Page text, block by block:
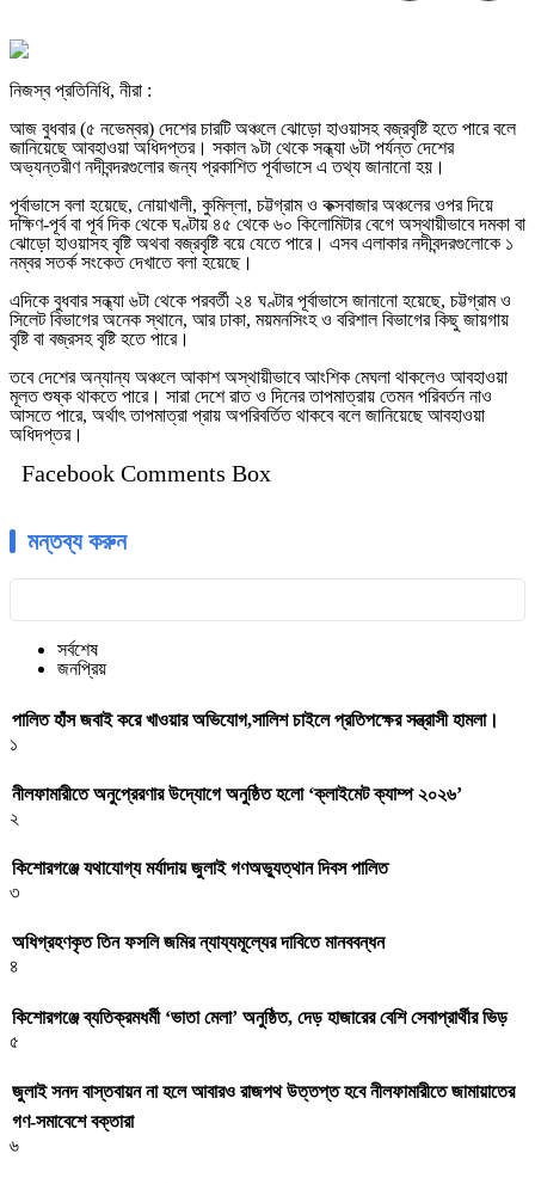
নিজস্ব প্রতিনিধি, নীরা :
আজ বুধবার (৫ নভেম্বর) দেশের চারটি অঞ্চলে ঝোড়ো হাওয়াসহ বজ্রবৃষ্টি হতে পারে বলে
জানিয়েছে আবহাওয়া অধিদপ্তর। সকাল ৯টা থেকে সন্ধ্যা ৬টা পর্যন্ত দেশের
অভ্যন্তরীণ নদীবন্দরগুলোর জন্য প্রকাশিত পূর্বাভাসে এ তথ্য জানানো হয়।
পূর্বাভাসে বলা হয়েছে, নোয়াখালী, কুমিল্লা, চট্টগ্রাম ও কক্সবাজার অঞ্চলের ওপর দিয়ে
দক্ষিণ-পূর্ব বা পূর্ব দিক থেকে ঘণ্টায় ৪৫ থেকে ৬০ কিলোমিটার বেগে অস্থায়ীভাবে দমকা বা
ঝোড়ো হাওয়াসহ বৃষ্টি অথবা বজ্রবৃষ্টি বয়ে যেতে পারে। এসব এলাকার নদীবন্দরগুলোকে ১
নম্বর সতর্ক সংকেত দেখাতে বলা হয়েছে।
এদিকে বুধবার সন্ধ্যা ৬টা থেকে পরবর্তী ২৪ ঘণ্টার পূর্বাভাসে জানানো হয়েছে, চট্টগ্রাম ও
সিলেট বিভাগের অনেক স্থানে, আর ঢাকা, ময়মনসিংহ ও বরিশাল বিভাগের কিছু জায়গায়
বৃষ্টি বা বজ্রসহ বৃষ্টি হতে পারে।
তবে দেশের অন্যান্য অঞ্চলে আকাশ অস্থায়ীভাবে আংশিক মেঘলা থাকলেও আবহাওয়া
মূলত শুষ্ক থাকতে পারে। সারা দেশে রাত ও দিনের তাপমাত্রায় তেমন পরিবর্তন নাও
আসতে পারে, অর্থাৎ তাপমাত্রা প্রায় অপরিবর্তিত থাকবে বলে জানিয়েছে আবহাওয়া
অধিদপ্তর।
Facebook Comments Box
মন্তব্য করুন
সর্বশেষ
জনপ্রিয়
পালিত হাঁস জবাই করে খাওয়ার অভিযোগ,সালিশ চাইলে প্রতিপক্ষের সন্ত্রাসী হামলা।
১
নীলফামারীতে অনুপ্রেরণার উদ্যোগে অনুষ্ঠিত হলো ‘ক্লাইমেট ক্যাম্প ২০২৬’
২
কিশোরগঞ্জে যথাযোগ্য মর্যাদায় জুলাই গণঅভ্যুত্থান দিবস পালিত
৩
অধিগ্রহণকৃত তিন ফসলি জমির ন্যায্যমূল্যের দাবিতে মানববন্ধন
৪
কিশোরগঞ্জে ব্যতিক্রমধর্মী ‘ভাতা মেলা’ অনুষ্ঠিত, দেড় হাজারের বেশি সেবাপ্রার্থীর ভিড়
৫
জুলাই সনদ বাস্তবায়ন না হলে আবারও রাজপথ উত্তপ্ত হবে নীলফামারীতে জামায়াতের
গণ-সমাবেশে বক্তারা
৬